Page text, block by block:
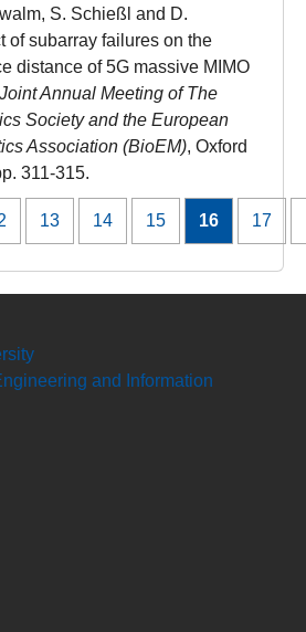
S. Schießl and D.
of subarray failures on the
distance of 5G massive MIMO
Annual Meeting of The
Society and the European
Association (BioEM), Oxford
311-315.
13 14 15 16 17
and Information